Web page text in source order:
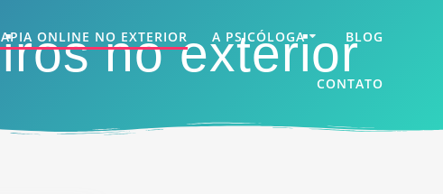
ONLINE NO EXTERIOR A PSICÓLOGA BLOG
CONTATO
no exterior